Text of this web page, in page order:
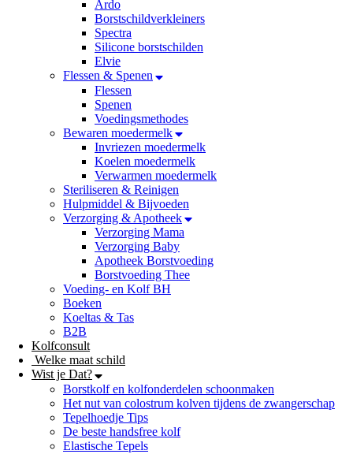
Ardo
Borstschildverkleiners
Spectra
Silicone borstschilden
Elvie
Flessen & Spenen
Flessen
Spenen
Voedingsmethodes
Bewaren moedermelk
Invriezen moedermelk
Koelen moedermelk
Verwarmen moedermelk
Steriliseren & Reinigen
Hulpmiddel & Bijvoeden
Verzorging & Apotheek
Verzorging Mama
Verzorging Baby
Apotheek Borstvoeding
Borstvoeding Thee
Voeding- en Kolf BH
Boeken
Koeltas & Tas
B2B
Kolfconsult
Welke maat schild
Wist je Dat?
Borstkolf en kolfonderdelen schoonmaken
Het nut van colostrum kolven tijdens de zwangerschap
Tepelhoedje Tips
De beste handsfree kolf
Elastische Tepels